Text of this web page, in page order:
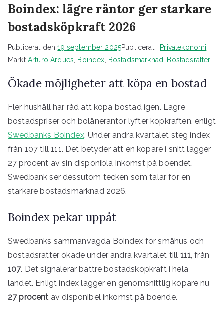
Boindex: lägre räntor ger starkare
bostadsköpkraft 2026
Publicerat den19 september 2025Publicerat i Privatekonomi
Märkt Arturo Arques, Boindex, Bostadsmarknad, Bostadsrätter
Ökade möjligheter att köpa en bostad
Fler hushåll har råd att köpa bostad igen. Lägre
bostadspriser och bolåneräntor lyfter köpkraften, enligt
Swedbanks Boindex. Under andra kvartalet steg index
från 107 till 111. Det betyder att en köpare i snitt lägger
27 procent av sin disponibla inkomst på boendet.
Swedbank ser dessutom tecken som talar för en
starkare bostadsmarknad 2026.
Boindex pekar uppåt
Swedbanks sammanvägda Boindex för småhus och
bostadsrätter ökade under andra kvartalet till 111, från
107. Det signalerar bättre bostadsköpkraft i hela
landet. Enligt index lägger en genomsnittlig köpare nu
27 procent av disponibel inkomst på boende.